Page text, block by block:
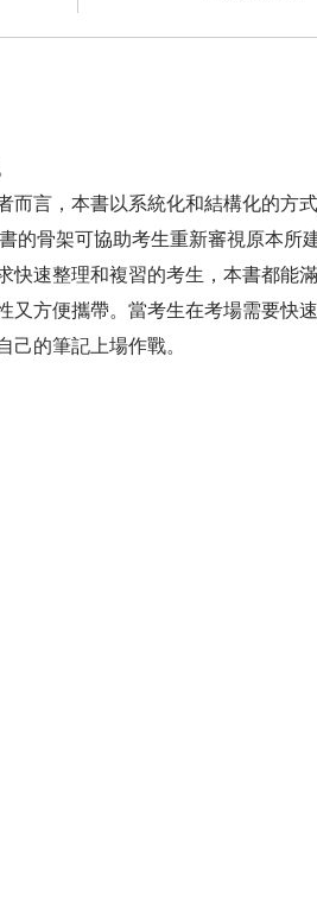
言，本書以系統化和結構化的方
骨架可協助考生重新審視原本所
速整理和複習的考生，本書都能滿
便攜帶。當考生在考場需要快
的筆記上場作戰。